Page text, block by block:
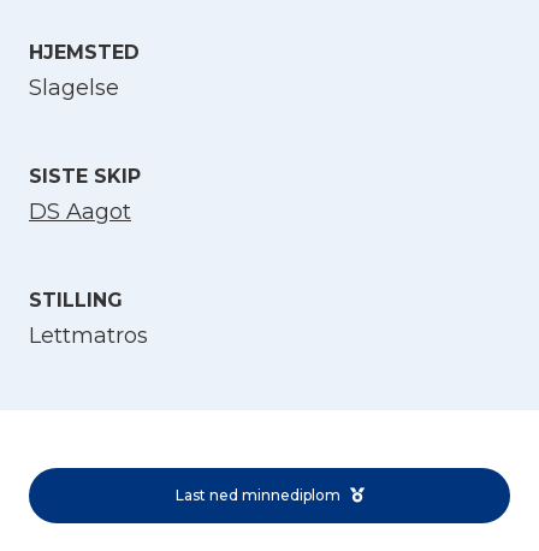
HJEMSTED
Slagelse
SISTE SKIP
DS Aagot
STILLING
Lettmatros
Last ned minnediplom
Norsk bokmål